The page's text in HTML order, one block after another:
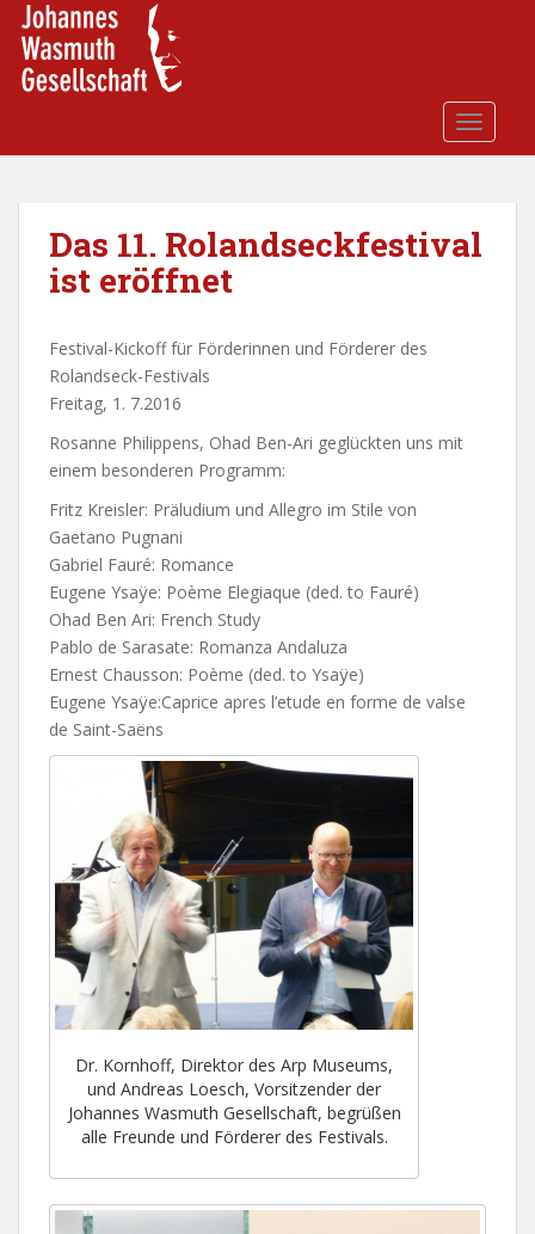
o
Das 11. Rolandseckfestival
ist eröffnet
Festival-Kickoff für Förderinnen und Förderer des
Rolandseck-Festivals
Freitag, 1. 7.2016
Rosanne Philippens, Ohad Ben-Ari geglückten uns mit
einem besonderen Programm:
Fritz Kreisler: Präludium und Allegro im Stile von
Gaetano Pugnani
Gabriel Fauré: Romance
Eugene Ysaÿe: Poème Elegiaque (ded. to Fauré)
Ohad Ben Ari: French Study
Pablo de Sarasate: Romanza Andaluza
Ernest Chausson: Poème (ded. to Ysaÿe)
Eugene Ysaÿe:Caprice apres l’etude en forme de valse
de Saint-Saëns
Dr. Kornhoff, Direktor des Arp Museums,
und Andreas Loesch, Vorsitzender der
Johannes Wasmuth Gesellschaft, begrüßen
alle Freunde und Förderer des Festivals.